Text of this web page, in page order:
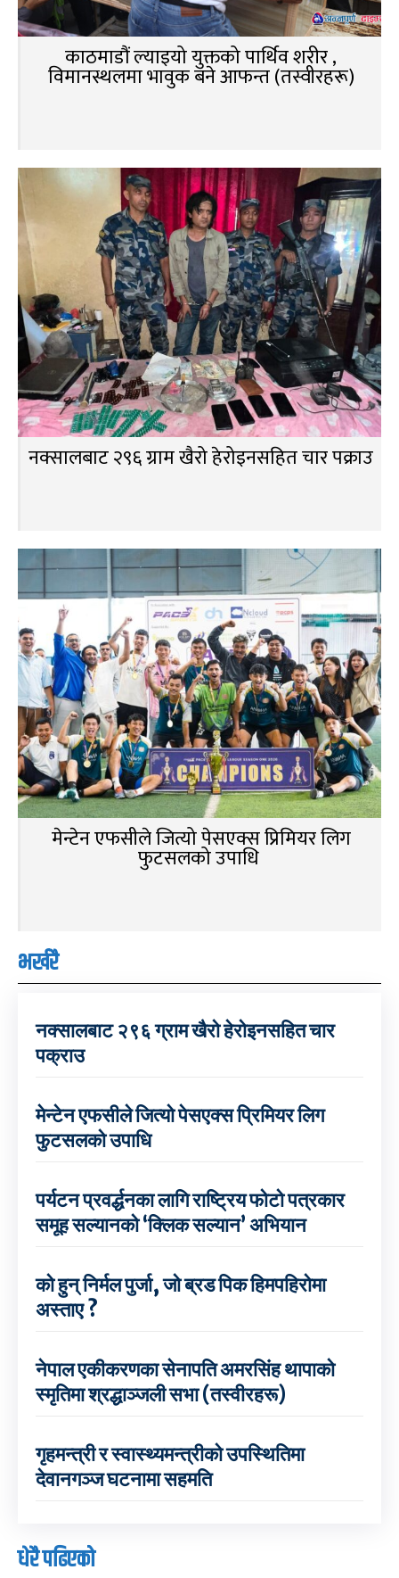
काठमाडौं ल्याइयो युक्तको पार्थिव शरीर ,
विमानस्थलमा भावुक बने आफन्त (तस्वीरहरू)
नक्सालबाट २९६ ग्राम खैरो हेरोइनसहित चार पक्राउ
मेन्टेन एफसीले जित्यो पेसएक्स प्रिमियर लिग
फुटसलको उपाधि
भर्खरै
नक्सालबाट २९६ ग्राम खैरो हेरोइनसहित चार
पक्राउ
मेन्टेन एफसीले जित्यो पेसएक्स प्रिमियर लिग
फुटसलको उपाधि
पर्यटन प्रवर्द्धनका लागि राष्ट्रिय फोटो पत्रकार
समूह सल्यानको ‘क्लिक सल्यान’ अभियान
को हुन् निर्मल पुर्जा, जो ब्रड पिक हिमपहिरोमा
अस्ताए ?
नेपाल एकीकरणका सेनापति अमरसिंह थापाको
स्मृतिमा श्रद्धाञ्जली सभा (तस्वीरहरू)
गृहमन्त्री र स्वास्थ्यमन्त्रीको उपस्थितिमा
देवानगञ्ज घटनामा सहमति
धेरै पढिएको